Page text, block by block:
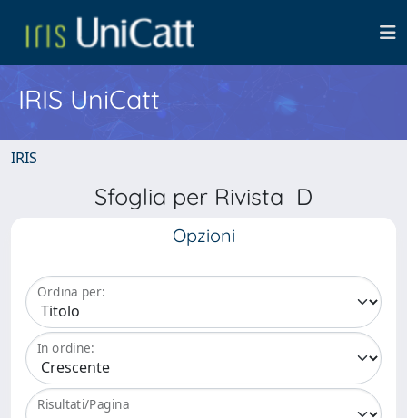
IRIS UniCatt
IRIS
Sfoglia per Rivista D
Opzioni
Ordina per:
In ordine:
Risultati/Pagina